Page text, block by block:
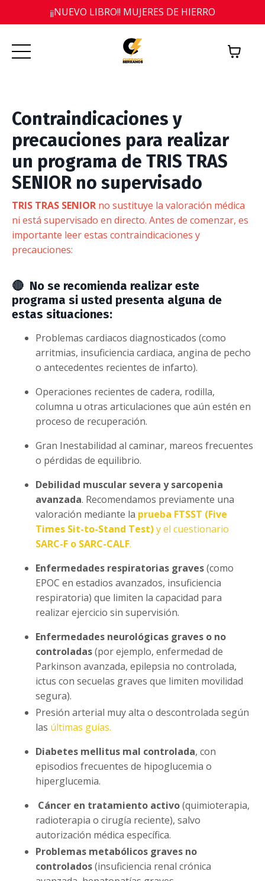
¡¡NUEVO LIBRO!! MUJERES DE HIERRO
Contraindicaciones y
precauciones para realizar
un programa de TRIS TRAS
SENIOR no supervisado
TRIS TRAS SENIOR no sustituye la valoración médica
ni está supervisado en directo. Antes de comenzar, es
importante leer estas contraindicaciones y
precauciones:
🔴 No se recomienda realizar este
programa si usted presenta alguna de
estas situaciones:
Problemas cardiacos diagnosticados (como
arritmias, insuficiencia cardiaca, angina de pecho
o antecedentes recientes de infarto).
Operaciones recientes de cadera, rodilla,
columna u otras articulaciones que aún estén en
proceso de recuperación.
Gran Inestabilidad al caminar, mareos frecuentes
o pérdidas de equilibrio.
Debilidad muscular severa y sarcopenia
avanzada. Recomendamos previamente una
valoración mediante la prueba FTSST (Five
Times Sit-to-Stand Test)y el cuestionario
SARC-F o SARC-CALF.
Enfermedades respiratorias graves(como
EPOC en estadios avanzados, insuficiencia
respiratoria) que limiten la capacidad para
realizar ejercicio sin supervisión.
Enfermedades neurológicas graves o no
controladas(por ejemplo, enfermedad de
Parkinson avanzada, epilepsia no controlada,
ictus con secuelas graves que limiten movilidad
segura).
Presión arterial muy alta o descontrolada según
las últimas guías.
Diabetes mellitus mal controlada, con
episodios frecuentes de hipoglucemia o
hiperglucemia.
Cáncer en tratamiento activo(quimioterapia,
radioterapia o cirugía reciente), salvo
autorización médica específica.
Problemas metabólicos graves no
controlados(insuficiencia renal crónica